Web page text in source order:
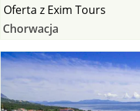
Oferta z Exim Tours
Chorwacja